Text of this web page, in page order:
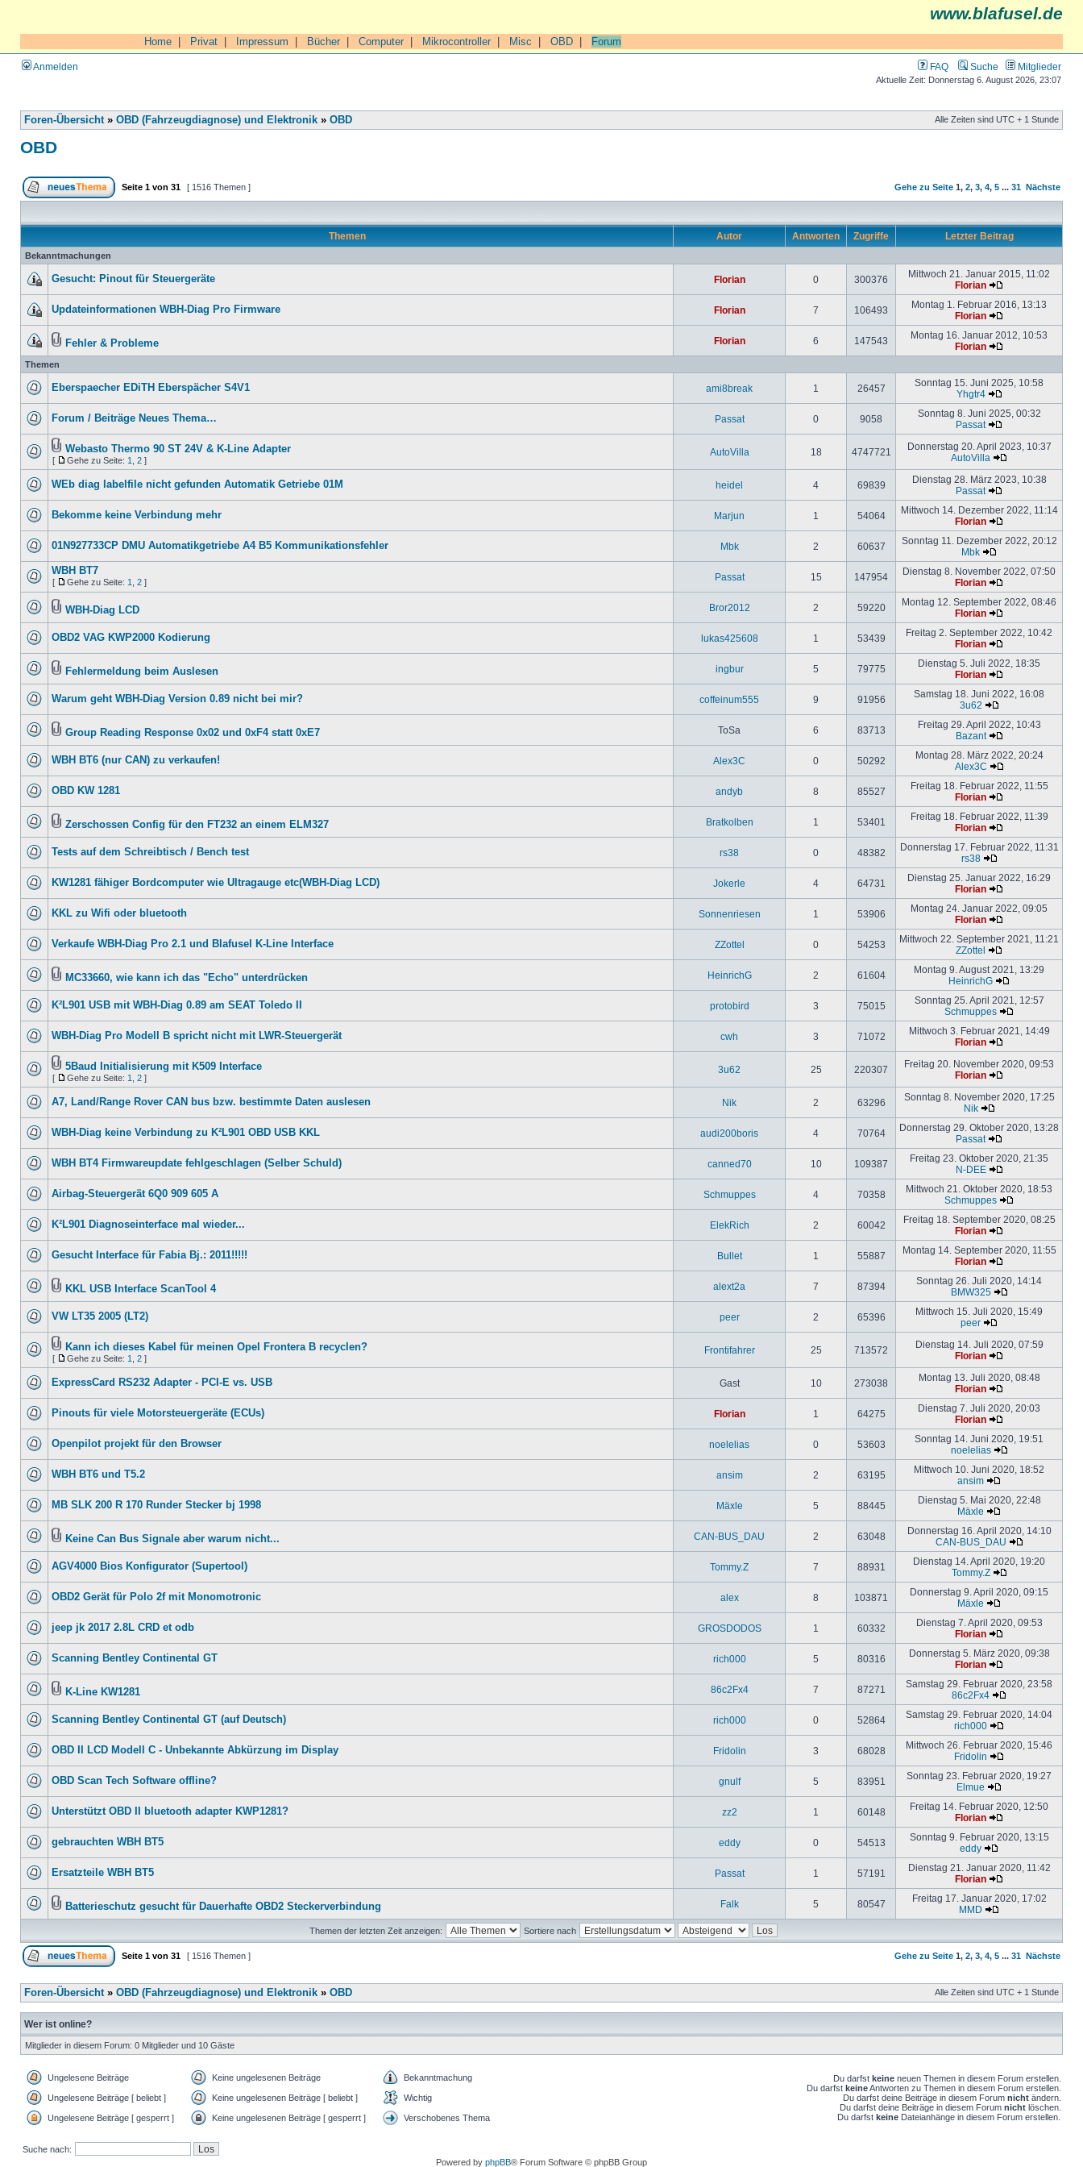
www.blafusel.de
Home Privat Impressum Bücher| Computer| Mikrocontroller| Misc OBD Forum
Anmelden FAQ Suche Mitglieder
Aktuelle Zeit: Donnerstag 6. August 2026, 23:07
Foren-Übersicht» OBD (Fahrzeugdiagnose) und Elektronik » OBD Alle Zeiten sind UTC + 1 Stunde
OBD
Seite 1 von 31 [ 1516 Themen ] Gehe zu Seite 1, 2, 3, 4, 5 ... 31 Nächste
Themen Autor Antworten Zugriffe Letzter Beitrag
Bekanntmachungen
Gesucht: Pinout für Steuergeräte Florian 0 300376
Mittwoch 21. Januar 2015, 11:02
Florian
Updateinformationen WBH-Diag Pro Firmware Florian 7 106493
Montag 1. Februar 2016, 13:13
Florian
Fehler & Probleme Florian 6 147543
Montag 16. Januar 2012, 10:53
Florian
Themen
Eberspaecher EDiTH Eberspächer S4V1 ami8break 1 26457
Sonntag 15. Juni 2025, 10:58
Yhgtr4
Forum / Beiträge Neues Thema… Passat 0 9058
Sonntag 8. Juni 2025, 00:32
Passat
Webasto Thermo 90 ST 24V & K-Line Adapter
[ Gehe zu Seite: 1 2 ]
AutoVilla 18 4747721
Donnerstag 20. April 2023, 10:37
AutoVilla
WEb diag labelfile nicht gefunden Automatik Getriebe 01M heidel 4 69839
Dienstag 28. März 2023, 10:38
Passat
Bekomme keine Verbindung mehr Marjun 1 54064
Mittwoch 14. Dezember 2022, 11:14
Florian
01N927733CP DMU Automatikgetriebe A4 B5 Kommunikationsfehler Mbk 2 60637
Sonntag 11. Dezember 2022, 20:12
Mbk
WBH BT7
[ Gehe zu Seite: 1 2 ] Passat 15 147954
Dienstag 8. November 2022, 07:50
Florian
WBH-Diag LCD Bror2012 2 59220
Montag 12. September 2022, 08:46
Florian
OBD2 VAG KWP2000 Kodierung lukas425608 1 53439
Freitag 2. September 2022, 10:42
Florian
Fehlermeldung beim Auslesen ingbur 5 79775
Dienstag 5. Juli 2022, 18:35
Florian
Warum geht WBH-Diag Version 0.89 nicht bei mir? coffeinum555 9 91956
Samstag 18. Juni 2022, 16:08
3u62
Group Reading Response 0x02 und 0xF4 statt 0xE7 ToSa 6 83713
Freitag 29. April 2022, 10:43
Bazant
WBH BT6 (nur CAN) zu verkaufen! Alex3C 0 50292
Montag 28. März 2022, 20:24
Alex3C
OBD KW 1281 andyb 8 85527
Freitag 18. Februar 2022, 11:55
Florian
Zerschossen Config für den FT232 an einem ELM327 Bratkolben 1 53401
Freitag 18. Februar 2022, 11:39
Florian
Tests auf dem Schreibtisch / Bench test rs38 0 48382
Donnerstag 17. Februar 2022, 11:31
rs38
KW1281 fähiger Bordcomputer wie Ultragauge etc(WBH-Diag LCD) Jokerle 4 64731
Dienstag 25. Januar 2022, 16:29
Florian
KKL zu Wifi oder bluetooth Sonnenriesen 1 53906
Montag 24. Januar 2022, 09:05
Florian
Verkaufe WBH-Diag Pro 2.1 und Blafusel K-Line Interface ZZottel 0 54253
Mittwoch 22. September 2021, 11:21
ZZottel
MC33660, wie kann ich das "Echo" unterdrücken HeinrichG 2 61604
Montag 9. August 2021, 13:29
HeinrichG
K²L901 USB mit WBH-Diag 0.89 am SEAT Toledo II protobird 3 75015
Sonntag 25. April 2021, 12:57
Schmuppes
WBH-Diag Pro Modell B spricht nicht mit LWR-Steuergerät cwh 3 71072
Mittwoch 3. Februar 2021, 14:49
Florian
5Baud Initialisierung mit K509 Interface
[ Gehe zu Seite: 1 2 ]
3u62 25 220307
Freitag 20. November 2020, 09:53
Florian
A7, Land/Range Rover CAN bus bzw. bestimmte Daten auslesen Nik 2 63296
Sonntag 8. November 2020, 17:25
Nik
WBH-Diag keine Verbindung zu K²L901 OBD USB KKL audi200boris 4 70764
Donnerstag 29. Oktober 2020, 13:28
Passat
WBH BT4 Firmwareupdate fehlgeschlagen (Selber Schuld) canned70 10 109387
Freitag 23. Oktober 2020, 21:35
N-DEE
Airbag-Steuergerät 6Q0 909 605 A Schmuppes 4 70358
Mittwoch 21. Oktober 2020, 18:53
Schmuppes
K²L901 Diagnoseinterface mal wieder... ElekRich 2 60042
Freitag 18. September 2020, 08:25
Florian
Gesucht Interface für Fabia Bj.: 2011!!!!! Bullet 1 55887
Montag 14. September 2020, 11:55
Florian
KKL USB Interface ScanTool 4 alext2a 7 87394
Sonntag 26. Juli 2020, 14:14
BMW325
VW LT35 2005 (LT2) peer 2 65396
Mittwoch 15. Juli 2020, 15:49
peer
Kann ich dieses Kabel für meinen Opel Frontera B recyclen?
[ Gehe zu Seite: 1 2 ]
Frontifahrer 25 713572
Dienstag 14. Juli 2020, 07:59
Florian
ExpressCard RS232 Adapter - PCI-E vs. USB Gast 10 273038
Montag 13. Juli 2020, 08:48
Florian
Pinouts für viele Motorsteuergeräte (ECUs) Florian 1 64275
Dienstag 7. Juli 2020, 20:03
Florian
Openpilot projekt für den Browser noelelias 0 53603
Sonntag 14. Juni 2020, 19:51
noelelias
WBH BT6 und T5.2 ansim 2 63195
Mittwoch 10. Juni 2020, 18:52
ansim
MB SLK 200 R 170 Runder Stecker bj 1998 Mäxle 5 88445
Dienstag 5. Mai 2020, 22:48
Mäxle
Keine Can Bus Signale aber warum nicht... CAN-BUS_DAU 2 63048
Donnerstag 16. April 2020, 14:10
CAN-BUS_DAU
AGV4000 Bios Konfigurator (Supertool) Tommy.Z 7 88931
Dienstag 14. April 2020, 19:20
Tommy.Z
OBD2 Gerät für Polo 2f mit Monomotronic alex 8 103871
Donnerstag 9. April 2020, 09:15
Mäxle
jeep jk 2017 2.8L CRD et odb GROSDODOS 1 60332
Dienstag 7. April 2020, 09:53
Florian
Scanning Bentley Continental GT rich000 5 80316
Donnerstag 5. März 2020, 09:38
Florian
K-Line KW1281 86c2Fx4 7 87271
Samstag 29. Februar 2020, 23:58
86c2Fx4
Scanning Bentley Continental GT (auf Deutsch) rich000 0 52864
Samstag 29. Februar 2020, 14:04
rich000
OBD II LCD Modell C - Unbekannte Abkürzung im Display Fridolin 3 68028
Mittwoch 26. Februar 2020, 15:46
Fridolin
OBD Scan Tech Software offline? gnulf 5 83951
Sonntag 23. Februar 2020, 19:27
Elmue
Unterstützt OBD II bluetooth adapter KWP1281? zz2 1 60148
Freitag 14. Februar 2020, 12:50
Florian
gebrauchten WBH BT5 eddy 0 54513
Sonntag 9. Februar 2020, 13:15
eddy
Ersatzteile WBH BT5 Passat 1 57191
Dienstag 21. Januar 2020, 11:42
Florian
Batterieschutz gesucht für Dauerhafte OBD2 Steckerverbindung Falk 5 80547
Freitag 17. Januar 2020, 17:02
MMD
Themen der letzten Zeit anzeigen: Sortiere nach
Seite 1 von 31 [ 1516 Themen ] Gehe zu Seite 1, 2, 3, 4, 5 ... 31 Nächste
Foren-Übersicht» OBD (Fahrzeugdiagnose) und Elektronik » OBD Alle Zeiten sind UTC + 1 Stunde
Wer ist online?
Mitglieder in diesem Forum: 0 Mitglieder und 10 Gäste
Ungelesene Beiträge Keine ungelesenen Beiträge Bekanntmachung
Ungelesene Beiträge [ beliebt ] Keine ungelesenen Beiträge [ beliebt ] Wichtig
Ungelesene Beiträge [ gesperrt ] Keine ungelesenen Beiträge [ gesperrt ] Verschobenes Thema
Du darfst keine neuen Themen in diesem Forum erstellen.
Du darfst keineAntworten zu Themen in diesem Forum erstellen.
Du darfst deine Beiträge in diesem Forum nicht ändern.
Du darfst deine Beiträge in diesem Forum nicht löschen.
Du darfst keine Dateianhänge in diesem Forum erstellen.
Suche nach:
Powered by phpBB® Forum Software © phpBB Group